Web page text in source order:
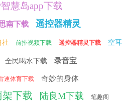
慧岛app下载
南下载 遥控器精灵
社 前排视频下载 遥控器精灵下载 空耳
全民喝水下载 录音宝
速体育下载 奇妙的身体
架下载 陆良M下载 笔趣阁